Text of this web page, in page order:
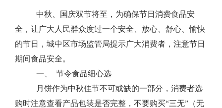
政府信息公开
互动回应
数据专题
中秋、国庆双节将至， 为确保节日消费食品安
全，让广大人民群众度过一个安全、放心、舒心、愉快
的节日， 城中区市场监管局提示广大消费者，注意节日
期间食品安全。
一、 节令食品细心选
月饼作为中秋佳节不可或缺的一部分，消费者选
购时注意查看产品包装是否完整，不要购买“三无”（无